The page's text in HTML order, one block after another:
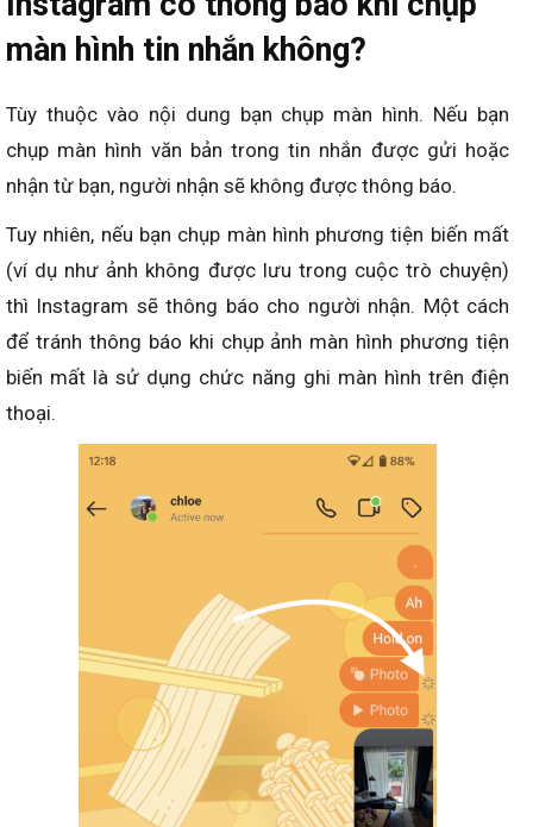
màn hình tin nhắn không?
Tùy thuộc vào nội dung bạn chụp màn hình. Nếu bạn
chụp màn hình văn bản trong tin nhắn được gửi hoặc
nhận từ bạn, người nhận sẽ không được thông báo.
Tuy nhiên, nếu bạn chụp màn hình phương tiện biến mất
(ví dụ như ảnh không được lưu trong cuộc trò chuyện)
thì Instagram sẽ thông báo cho người nhận. Một cách
để tránh thông báo khi chụp ảnh màn hình phương tiện
biến mất là sử dụng chức năng ghi màn hình trên điện
thoại.